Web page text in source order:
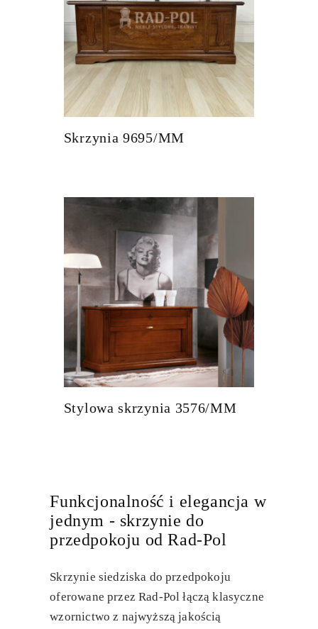
Skrzynia 9695/MM
Stylowa skrzynia 3576/MM
Funkcjonalność i elegancja w
jednym - skrzynie do
przedpokoju od Rad-Pol
Skrzynie siedziska do przedpokoju
oferowane przez Rad-Pol łączą klasyczne
wzornictwo z najwyższą jakością